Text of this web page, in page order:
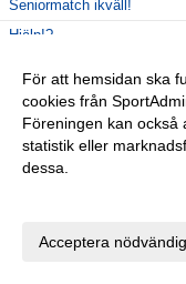
Seniormatch ikväll!
Hjälp!?
Upphittat!
Kvällens match!
TBT
Trötta på David Hellenius
För att hemsidan ska
cookies från
Föreningen kan också
statistik eller
dessa.
Acceptera